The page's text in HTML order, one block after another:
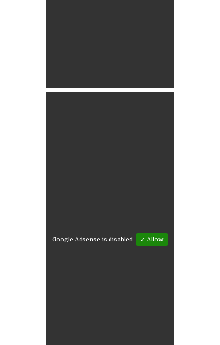
Google Adsense is disabled. ✓ Allow